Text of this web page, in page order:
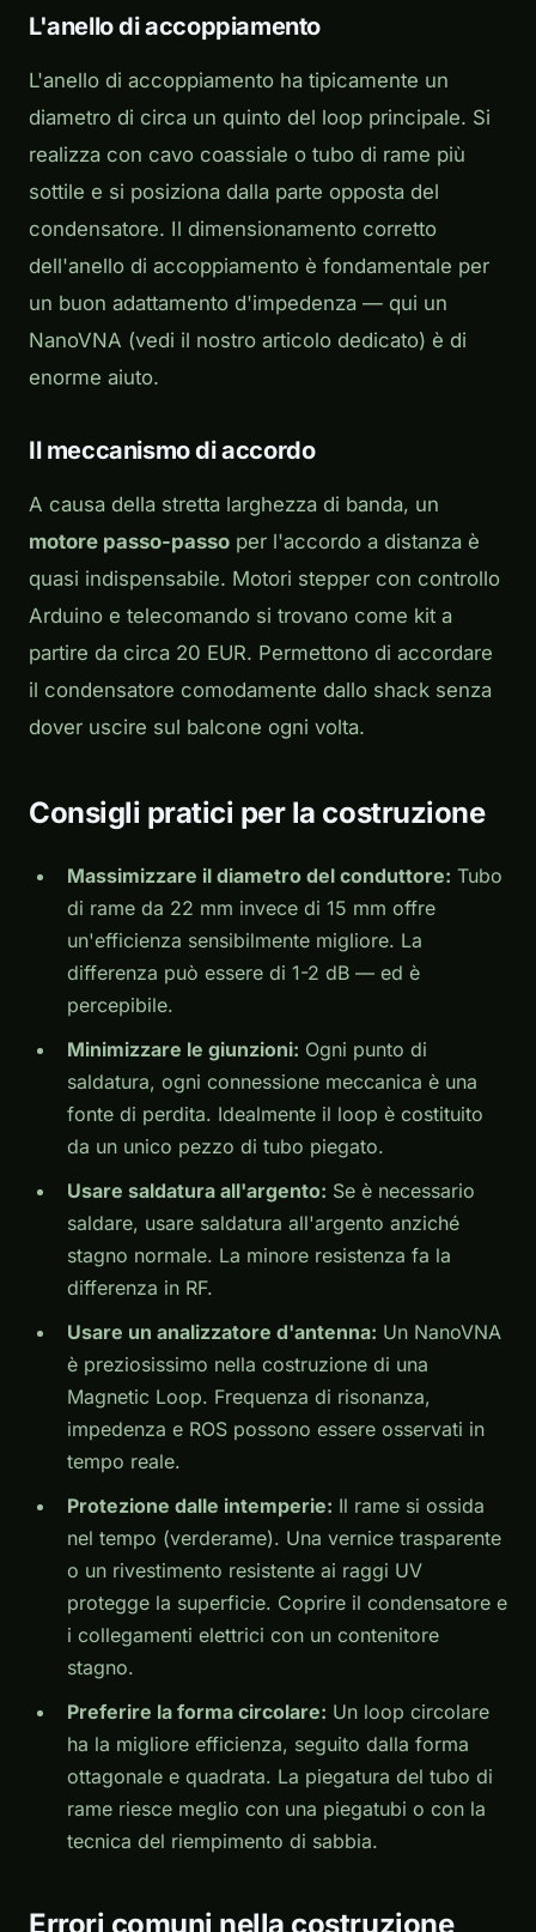
L'anello di accoppiamento
L'anello di accoppiamento ha tipicamente un
diametro di circa un quinto del loop principale. Si
realizza con cavo coassiale o tubo di rame più
sottile e si posiziona dalla parte opposta del
condensatore. Il dimensionamento corretto
dell'anello di accoppiamento è fondamentale per
un buon adattamento d'impedenza — qui un
NanoVNA (vedi il nostro articolo dedicato) è di
enorme aiuto.
Il meccanismo di accordo
A causa della stretta larghezza di banda, un
motore passo-passo per l'accordo a distanza è
quasi indispensabile. Motori stepper con controllo
Arduino e telecomando si trovano come kit a
partire da circa 20 EUR. Permettono di accordare
il condensatore comodamente dallo shack senza
dover uscire sul balcone ogni volta.
Consigli pratici per la costruzione
Massimizzare il diametro del conduttore: Tubo
di rame da 22 mm invece di 15 mm offre
un'efficienza sensibilmente migliore. La
differenza può essere di 1-2 dB — ed è
percepibile.
Minimizzare le giunzioni: Ogni punto di
saldatura, ogni connessione meccanica è una
fonte di perdita. Idealmente il loop è costituito
da un unico pezzo di tubo piegato.
Usare saldatura all'argento: Se è necessario
saldare, usare saldatura all'argento anziché
stagno normale. La minore resistenza fa la
differenza in RF.
Usare un analizzatore d'antenna: Un NanoVNA
è preziosissimo nella costruzione di una
Magnetic Loop. Frequenza di risonanza,
impedenza e ROS possono essere osservati in
tempo reale.
Protezione dalle intemperie: Il rame si ossida
nel tempo (verderame). Una vernice trasparente
o un rivestimento resistente ai raggi UV
protegge la superficie. Coprire il condensatore e
i collegamenti elettrici con un contenitore
stagno.
Preferire la forma circolare: Un loop circolare
ha la migliore efficienza, seguito dalla forma
ottagonale e quadrata. La piegatura del tubo di
rame riesce meglio con una piegatubi o con la
tecnica del riempimento di sabbia.
Errori comuni nella costruzione